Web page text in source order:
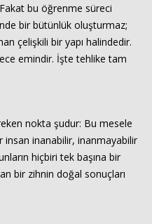
bu öğrenme süreci
bir bütünlük oluşturmaz;
çelişkili bir yapı halindedir.
emindir. İşte tehlike tam
nokta şudur: Bu mesele
insan inanabilir, inanmayabilir
hiçbiri tek başına bir
bir zihnin doğal sonuçları